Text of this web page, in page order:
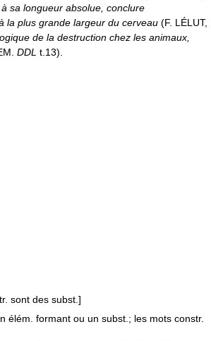
sa longueur absolue, conclure
la plus grande largeur du cerveau (F. LÉLUT,
de la destruction chez les animaux,
DDL t.13).
sont des subst.]
élém. formant ou un subst.; les mots constr.